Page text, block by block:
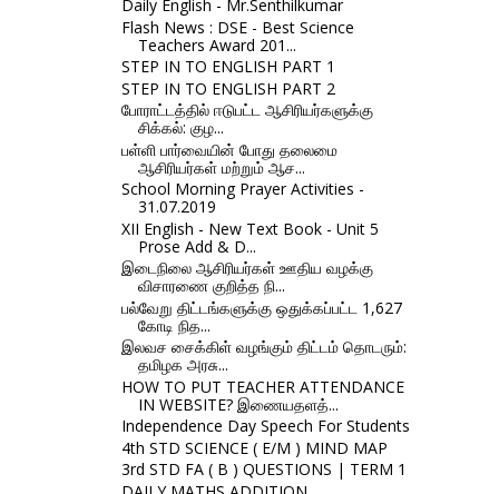
Daily English - Mr.Senthilkumar
Flash News : DSE - Best Science
Teachers Award 201...
STEP IN TO ENGLISH PART 1
STEP IN TO ENGLISH PART 2
போராட்டத்தில் ஈடுபட்ட ஆசிரியர்களுக்கு
சிக்கல்: குழ...
பள்ளி பார்வையின் போது தலைமை
ஆசிரியர்கள் மற்றும் ஆச...
School Morning Prayer Activities -
31.07.2019
XII English - New Text Book - Unit 5
Prose Add & D...
இடைநிலை ஆசிரியர்கள் ஊதிய வழக்கு
விசாரணை குறித்த நி...
பல்வேறு திட்டங்களுக்கு ஒதுக்கப்பட்ட 1,627
கோடி நித...
இலவச சைக்கிள் வழங்கும் திட்டம் தொடரும்:
தமிழக அரசு...
HOW TO PUT TEACHER ATTENDANCE
IN WEBSITE? இணையதளத்...
Independence Day Speech For Students
4th STD SCIENCE ( E/M ) MIND MAP
3rd STD FA ( B ) QUESTIONS | TERM 1